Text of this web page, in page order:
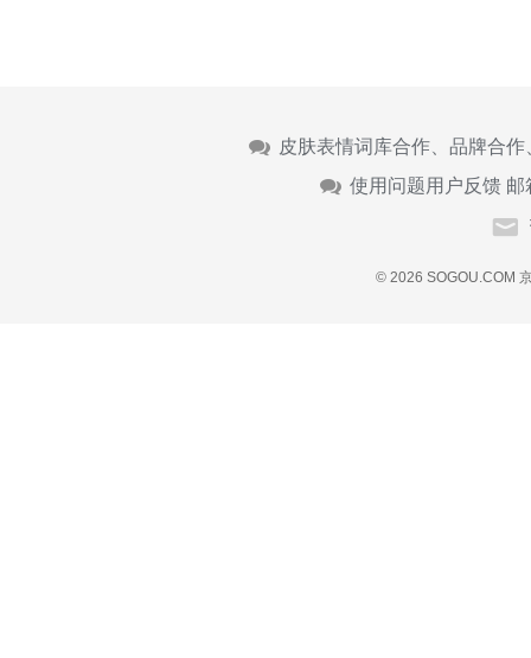
皮肤表情词库合作、品牌合
使用问题用户反馈 邮
© 2026 SOGOU.COM